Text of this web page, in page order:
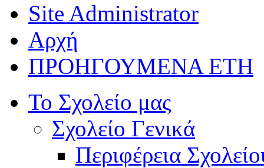
Site Administrator
Αρχή
ΠΡΟΗΓΟΥΜΕΝΑ ΕΤΗ
Το Σχολείο μας
Σχολείο Γενικά
Περιφέρεια